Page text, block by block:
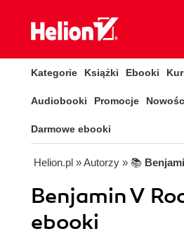
Kategorie Książki Ebooki
Audiobooki Promocje
Darmowe ebooki
Helion.pl » Autorzy » 📚
Benjamin V
ebooki